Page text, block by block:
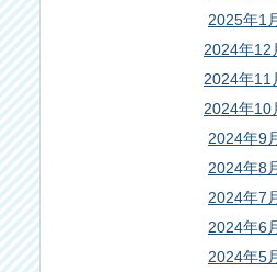
2025年1
2024年12
2024年11
2024年10
2024年9
2024年8
2024年7
2024年6
2024年5